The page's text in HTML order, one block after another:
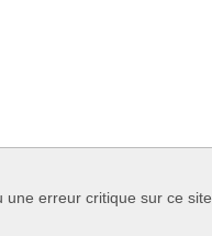
une erreur critique sur ce site.